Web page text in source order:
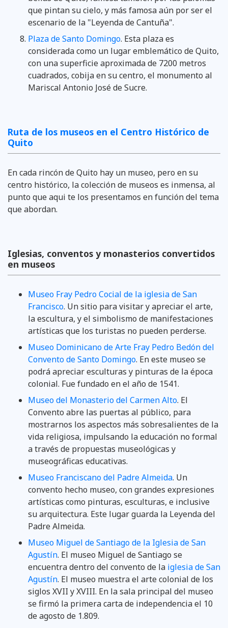
que pintan su cielo, y más famosa aún por ser el
escenario de la "Leyenda de Cantuña".
Plaza de Santo Domingo. Esta plaza es
considerada como un lugar emblemático de Quito,
con una superficie aproximada de 7200 metros
cuadrados, cobija en su centro, el monumento al
Mariscal Antonio José de Sucre.
Ruta de los museos en el Centro Histórico de
Quito
En cada rincón de Quito hay un museo, pero en su
centro histórico, la colección de museos es inmensa, al
punto que aqui te los presentamos en función del tema
que abordan.
Iglesias, conventos y monasterios convertidos
en museos
Museo Fray Pedro Cocial de la iglesia de San
Francisco. Un sitio para visitar y apreciar el arte,
la escultura, y el simbolismo de manifestaciones
artísticas que los turistas no pueden perderse.
Museo Dominicano de Arte Fray Pedro Bedón del
Convento de Santo Domingo. En este museo se
podrá apreciar esculturas y pinturas de la época
colonial. Fue fundado en el año de 1541.
Museo del Monasterio del Carmen Alto. El
Convento abre las puertas al público, para
mostrarnos los aspectos más sobresalientes de la
vida religiosa, impulsando la educación no formal
a través de propuestas museológicas y
museográficas educativas.
Museo Franciscano del Padre Almeida. Un
convento hecho museo, con grandes expresiones
artísticas como pinturas, esculturas, e inclusive
su arquitectura. Este lugar guarda la Leyenda del
Padre Almeida.
Museo Miguel de Santiago de la Iglesia de San
Agustín. El museo Miguel de Santiago se
encuentra dentro del convento de la iglesia de San
Agustín. El museo muestra el arte colonial de los
siglos XVII y XVIII. En la sala principal del museo
se firmó la primera carta de independencia el 10
de agosto de 1.809.